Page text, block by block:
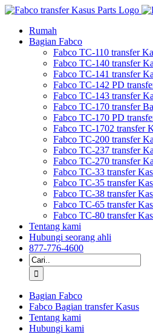
Loncat
daftar
Rumah
Bagian Fabco
Fabco TC-110 transfer
Fabco TC-140 transfer
Fabco TC-141 transfer
Fabco TC-142 PD
Fabco TC-143 transfer
Fabco TC-170 transfer
Fabco TC-170 PD
Fabco TC-1702 transfer
Fabco TC-200 transfer
Fabco TC-237 transfer
Fabco TC-270 transfer
Fabco TC-33 transfer
Fabco TC-35 transfer
Fabco TC-38 transfer
Fabco TC-65 transfer
Fabco TC-80 transfer
Tentang kami
Hubungi seorang ahli
877-776-4600
Pencarian
untuk:
Bagian Fabco
Fabco Bagian transfer Kasus
Tentang kami
Hubungi kami